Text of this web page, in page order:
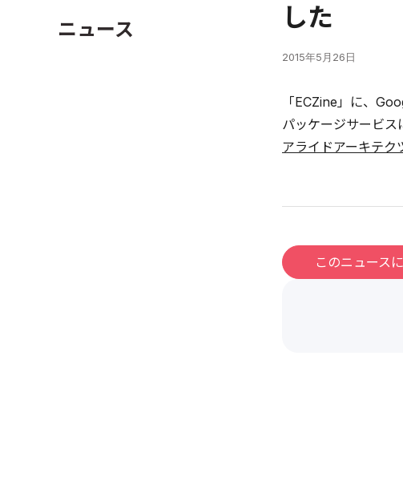
ニュース
した
2015年5月26日
「ECZine」に、
パッケージサービス
アライドアーキテ
このニュース